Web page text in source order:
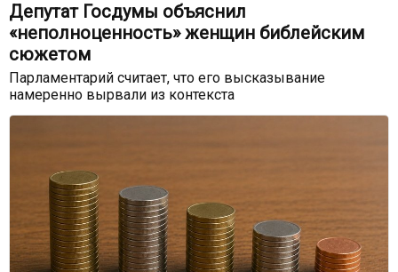
Депутат Госдумы объяснил
«неполноценность» женщин библейским
сюжетом
Парламентарий считает, что его высказывание
намеренно вырвали из контекста